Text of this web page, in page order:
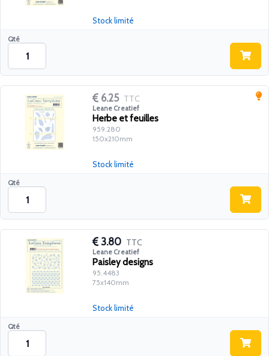
Qté
Stock limité
6.25 TTC
Leane Creatief
Herbe et feuilles
959.280
150x210mm
Qté
Stock limité
3.80 TTC
Leane Creatief
Paisley designs
95.4483
75x140mm
Qté
Stock limité